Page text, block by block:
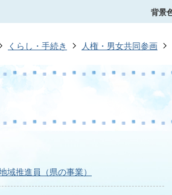
背景
くらし・手続き 人権・男女共同参画
域推進員（県の事業）